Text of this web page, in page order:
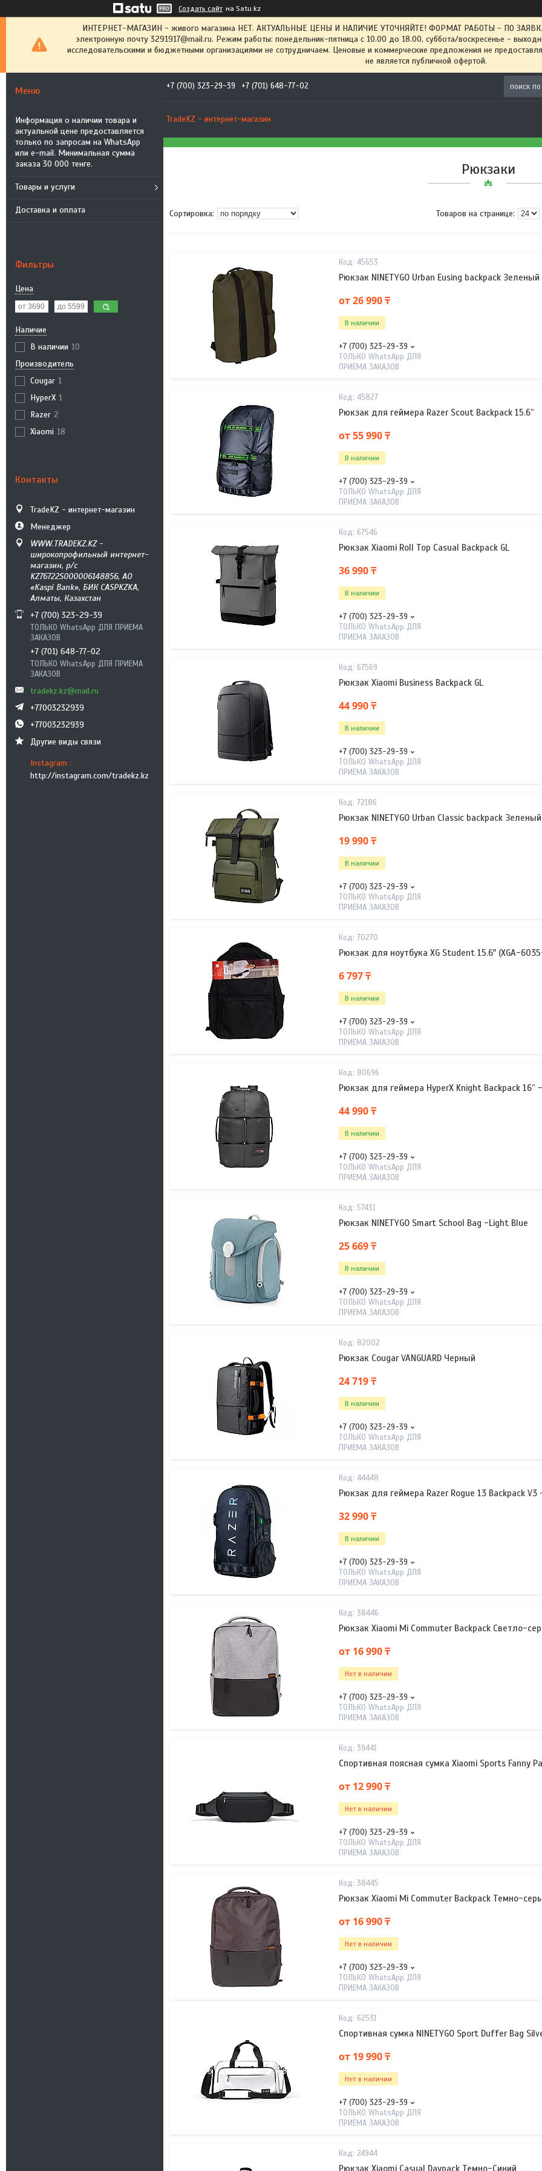
Создать сайт на Satu.kz
ИНТЕРНЕТ-МАГАЗИН - живого магазина НЕТ. АКТУАЛЬНЫЕ ЦЕНЫ И НАЛИЧИЕ УТОЧНЯЙТЕ! ФОРМАТ РАБОТЫ - ПО ЗАЯВКАМ
электронную почту 3291917@mail.ru. Режим работы: понедельник-пятница с 10.00 до 18.00, суббота/воскресенье -
исследовательскими и бюджетными организациями не сотрудничаем. Ценовые и коммерческие предложения не
не является публичной офертой.
Информация о наличии товара и
актуальной цене предоставляется
только по запросам на WhatsApp
или e-mail. Минимальная сумма
заказа 30 000 тенге.
Товары и услуги
Доставка и оплата
Фильтры
Цена
Наличие
В наличии 10
Производитель
Cougar 1
HyperX 1
Razer 2
Xiaomi 18
Контакты
TradeKZ - интернет-магазин
Менеджер
WWW.TRADEKZ.KZ -
широкопрофильный интернет-
магазин, р/с
KZ76722S000006148856, АО
«Kaspi Bank», БИК CASPKZKA,
Алматы, Казахстан
+7 (700) 323-29-39
ТОЛЬКО WhatsApp ДЛЯ ПРИЕМА
ЗАКАЗОВ
+7 (701) 648-77-02
ТОЛЬКО WhatsApp ДЛЯ ПРИЕМА
ЗАКАЗОВ
tradekz.kz@mail.ru
+77003232939
+77003232939
Другие виды связи
Instagram
http://instagram.com/tradekz.kz
+7 (700) 323-29-39 +7 (701) 648-77-02
TradeKZ - интернет-магазин
Рюкзаки
45653
Рюкзак NINETYGO Urban Eusing backpack Зеленый
от 26 990 ₸
В наличии
+7 (700) 323-29-39
ТОЛЬКО WhatsApp ДЛЯ
ПРИЕМА ЗАКАЗОВ
45827
Рюкзак для геймера Razer Scout Backpack 15.6”
от 55 990 ₸
В наличии
+7 (700) 323-29-39
ТОЛЬКО WhatsApp ДЛЯ
ПРИЕМА ЗАКАЗОВ
67546
Рюкзак Xiaomi Roll Top Casual Backpack GL
36 990 ₸
В наличии
+7 (700) 323-29-39
ТОЛЬКО WhatsApp ДЛЯ
ПРИЕМА ЗАКАЗОВ
67569
Рюкзак Xiaomi Business Backpack GL
44 990 ₸
В наличии
+7 (700) 323-29-39
ТОЛЬКО WhatsApp ДЛЯ
ПРИЕМА ЗАКАЗОВ
72186
Рюкзак NINETYGO Urban Classic backpack Зеленый
19 990 ₸
В наличии
+7 (700) 323-29-39
ТОЛЬКО WhatsApp ДЛЯ
ПРИЕМА ЗАКАЗОВ
70270
Рюкзак для ноутбука XG Student 15.6" (XGA-
6 797 ₸
В наличии
+7 (700) 323-29-39
ТОЛЬКО WhatsApp ДЛЯ
ПРИЕМА ЗАКАЗОВ
80696
Рюкзак для геймера HyperX Knight Backpack 16”
44 990 ₸
В наличии
+7 (700) 323-29-39
ТОЛЬКО WhatsApp ДЛЯ
ПРИЕМА ЗАКАЗОВ
57431
Рюкзак NINETYGO Smart School Bag -Light Blue
25 669 ₸
В наличии
+7 (700) 323-29-39
ТОЛЬКО WhatsApp ДЛЯ
ПРИЕМА ЗАКАЗОВ
82002
Рюкзак Cougar VANGUARD Черный
24 719 ₸
В наличии
+7 (700) 323-29-39
ТОЛЬКО WhatsApp ДЛЯ
ПРИЕМА ЗАКАЗОВ
44448
Рюкзак для геймера Razer Rogue 13 Backpack
32 990 ₸
В наличии
+7 (700) 323-29-39
ТОЛЬКО WhatsApp ДЛЯ
ПРИЕМА ЗАКАЗОВ
38446
Рюкзак Xiaomi Mi Commuter Backpack Светло-
от 16 990 ₸
Нет в наличии
+7 (700) 323-29-39
ТОЛЬКО WhatsApp ДЛЯ
ПРИЕМА ЗАКАЗОВ
39441
Спортивная поясная сумка Xiaomi Sports Fanny
от 12 990 ₸
Нет в наличии
+7 (700) 323-29-39
ТОЛЬКО WhatsApp ДЛЯ
ПРИЕМА ЗАКАЗОВ
38445
Рюкзак Xiaomi Mi Commuter Backpack Темно-
от 16 990 ₸
Нет в наличии
+7 (700) 323-29-39
ТОЛЬКО WhatsApp ДЛЯ
ПРИЕМА ЗАКАЗОВ
62531
Спортивная сумка NINETYGO Sport Duffer Bag
от 19 990 ₸
Нет в наличии
+7 (700) 323-29-39
ТОЛЬКО WhatsApp ДЛЯ
ПРИЕМА ЗАКАЗОВ
24944
Рюкзак Xiaomi Casual Daypack Темно-Синий